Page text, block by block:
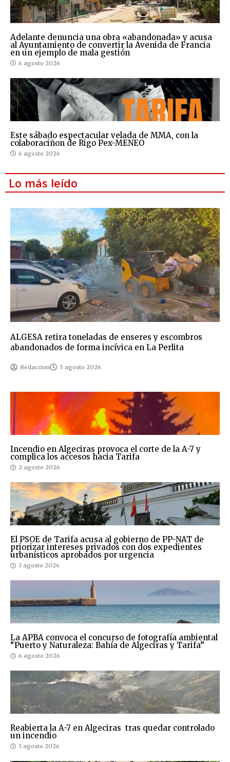
Adelante denuncia una obra «abandonada» y acusa
al Ayuntamiento de convertir la Avenida de Francia
en un ejemplo de mala gestión
6 agosto 2026
Este sábado espectacular velada de MMA, con la
colaboraciñon de Rigo Pex-MENEO
6 agosto 2026
Lo más leído
ALGESA retira toneladas de enseres y escombros
abandonados de forma incívica en La Perlita
Redaccion 5 agosto 2026
Incendio en Algeciras provoca el corte de la A-7 y
complica los accesos hacia Tarifa
2 agosto 2026
El PSOE de Tarifa acusa al gobierno de PP-NAT de
priorizar intereses privados con dos expedientes
urbanísticos aprobados por urgencia
3 agosto 2026
La APBA convoca el concurso de fotografía ambiental
“Puerto y Naturaleza: Bahía de Algeciras y Tarifa”
6 agosto 2026
Reabierta la A-7 en Algeciras tras quedar controlado
un incendio
3 agosto 2026